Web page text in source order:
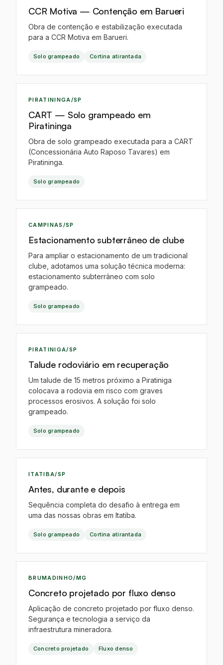
CCR Motiva — Contenção em Barueri
Obra de contenção e estabilização executada
para a CCR Motiva em Barueri.
Solo grampeado Cortina atirantada
PIRATININGA/SP
CART — Solo grampeado em
Piratininga
Obra de solo grampeado executada para a CART
(Concessionária Auto Raposo Tavares) em
Piratininga.
Solo grampeado
CAMPINAS/SP
Estacionamento subterrâneo de clube
Para ampliar o estacionamento de um tradicional
clube, adotamos uma solução técnica moderna:
estacionamento subterrâneo com solo
grampeado.
Solo grampeado
PIRATINIGA/SP
Talude rodoviário em recuperação
Um talude de 15 metros próximo a Piratiniga
colocava a rodovia em risco com graves
processos erosivos. A solução foi solo
grampeado.
Solo grampeado
ITATIBA/SP
Antes, durante e depois
Sequência completa do desafio à entrega em
uma das nossas obras em Itatiba.
Solo grampeado Cortina atirantada
BRUMADINHO/MG
Concreto projetado por fluxo denso
Aplicação de concreto projetado por fluxo denso.
Segurança e tecnologia a serviço da
infraestrutura mineradora.
Concreto projetado Fluxo denso